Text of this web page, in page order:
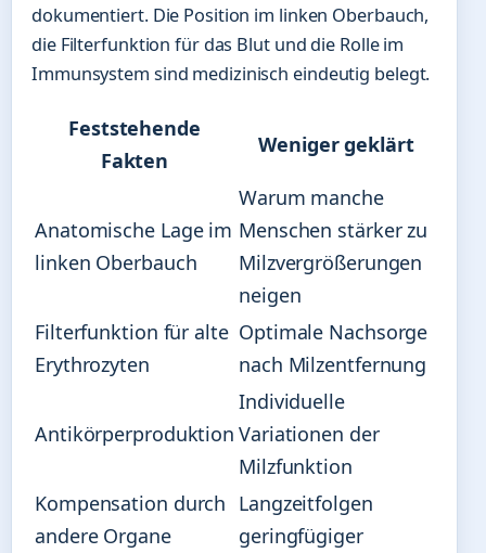
dokumentiert. Die Position im linken Oberbauch,
die Filterfunktion für das Blut und die Rolle im
Immunsystem sind medizinisch eindeutig belegt.
Feststehende
Fakten
Weniger geklärt
Anatomische Lage im
linken Oberbauch
Warum manche
Menschen stärker zu
Milzvergrößerungen
neigen
Filterfunktion für alte
Erythrozyten
Optimale Nachsorge
nach Milzentfernung
Antikörperproduktion
Individuelle
Variationen der
Milzfunktion
Kompensation durch
andere Organe
Langzeitfolgen
geringfügiger